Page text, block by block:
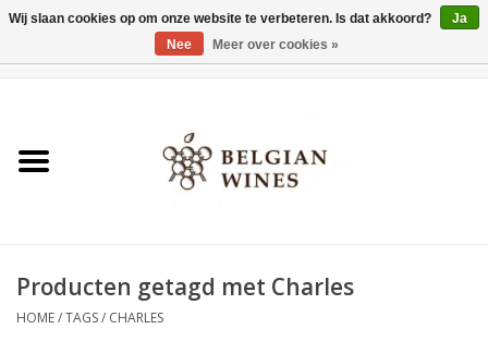
Wijnen
Wijnbar Antwerpen
Producten getagd met Charles
HOME/TAGS/ CHARLES
Wij slaan cookies op om onze website te verbeteren. Is dat akkoord?
Ja
Nee
Meer over cookies »